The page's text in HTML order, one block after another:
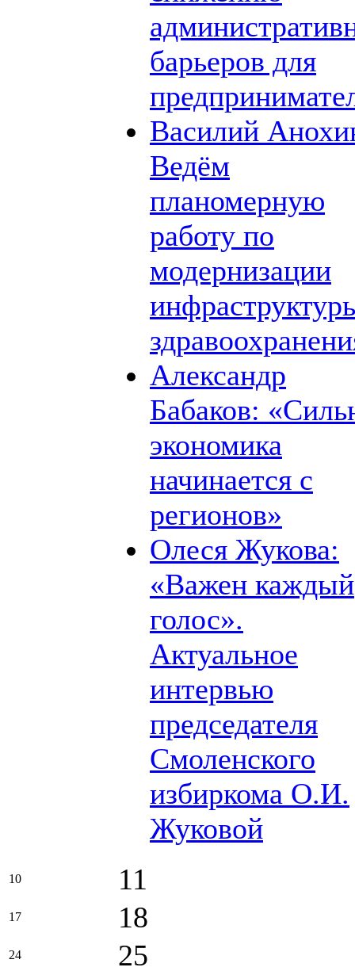
барьеров для
Василий
Ведём
планомерную
работу по
модернизации
Александр
Бабаков:
экономика
начинается с
регионов»
Олеся Жукова:
«Важен каждый
голос».
Актуальное
интервью
председателя
Смоленского
избиркома О.И.
Жуковой
10 11
17 18
24 25